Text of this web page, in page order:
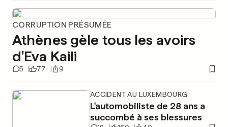
CORRUPTION PRÉSUMÉE
Athènes gèle tous les avoirs
d'Eva Kaili
5 77 9
ACCIDENT AU LUXEMBOURG
L'automobiliste de 28 ans a
succombé à ses blessures